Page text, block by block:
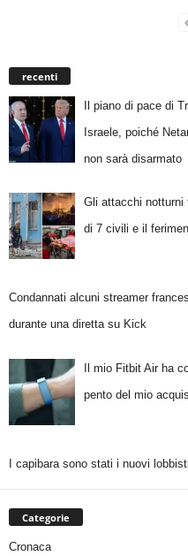
recenti
Il piano di pace di
Israele, poiché
non sarà disarmato
Gli attacchi notturni
di 7 civili e il
Condannati alcuni streamer
durante una diretta su Kick
Il mio Fitbit Air ha
pento del mio
I capibara sono stati i nuovi
Categorie
Cronaca